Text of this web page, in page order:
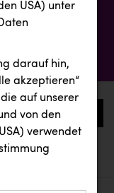
0
USA) unter
darauf hin,
akzeptieren“
auf unserer
von den
verwendet